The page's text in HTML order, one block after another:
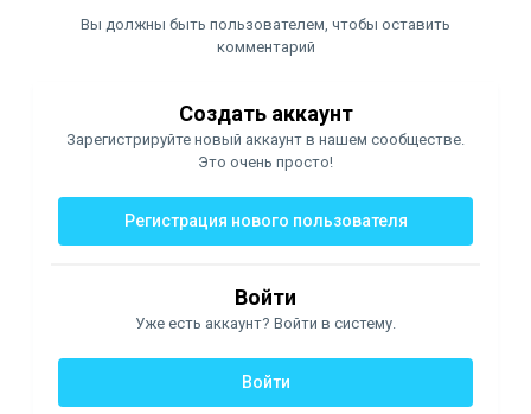
Вы должны быть пользователем, чтобы оставить
комментарий
Создать аккаунт
Зарегистрируйте новый аккаунт в нашем сообществе.
Это очень просто!
Регистрация нового пользователя
Войти
Уже есть аккаунт? Войти в систему.
Войти